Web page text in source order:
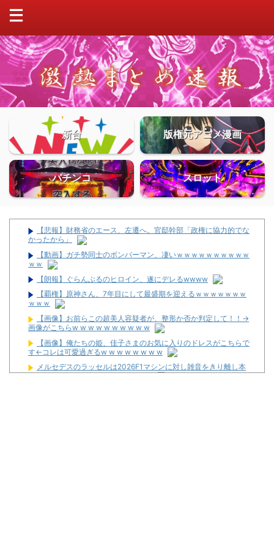
新台 版権元アニメ漫画
パチンコ スロット
【悲報】財務省のエース、左遷へ。官邸幹部「政権に協力的でな
かったから」
【動画】ガチ勢同士のボンバーマン、凄いｗｗｗｗｗｗｗｗｗｗ
ｗｗ
【朗報】ぐらんぶるのヒロイン、遂にデレるwwww
【覇権】原神さん、7年目にして最盛期を迎えるｗｗｗｗｗｗｗ
ｗｗｗ
【画像】お前らこの超美人容疑者が、整形か否か判定して！！→
画像がこちらw w w w w w w w w w
【画像】俺たちの姫、佳子さまのお気に入りのドレスがこちらで
す←コレは可愛過ぎるw w w w w w w w
メルセデスのラッセルは2026F1マシンに対し雑音をきり離し本
質的な部分に集中できていないらしい